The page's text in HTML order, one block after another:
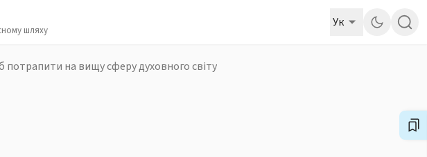
шляху
Ук
потрапити на вищу сферу духовного світу